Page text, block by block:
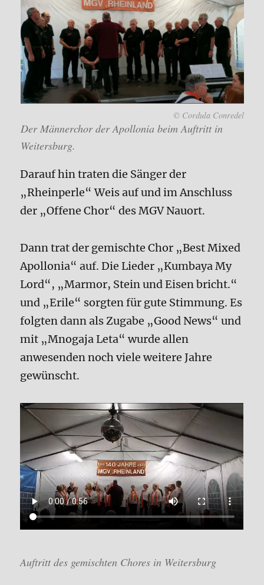
© Cordula Conredel
Der Männerchor der Apollonia beim Auftritt in
Weitersburg.
Darauf hin traten die Sänger der
„Rheinperle“ Weis auf und im Anschluss
der „Offene Chor“ des MGV Nauort.
Dann trat der gemischte Chor „Best Mixed
Apollonia“ auf. Die Lieder „Kumbaya My
Lord“, „Marmor, Stein und Eisen bricht.“
und „Erile“ sorgten für gute Stimmung. Es
folgten dann als Zugabe „Good News“ und
mit „Mnogaja Leta“ wurde allen
anwesenden noch viele weitere Jahre
gewünscht.
Auftritt des gemischten Chores in Weitersburg